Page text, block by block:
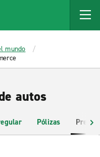
mundo
autos
Pólizas